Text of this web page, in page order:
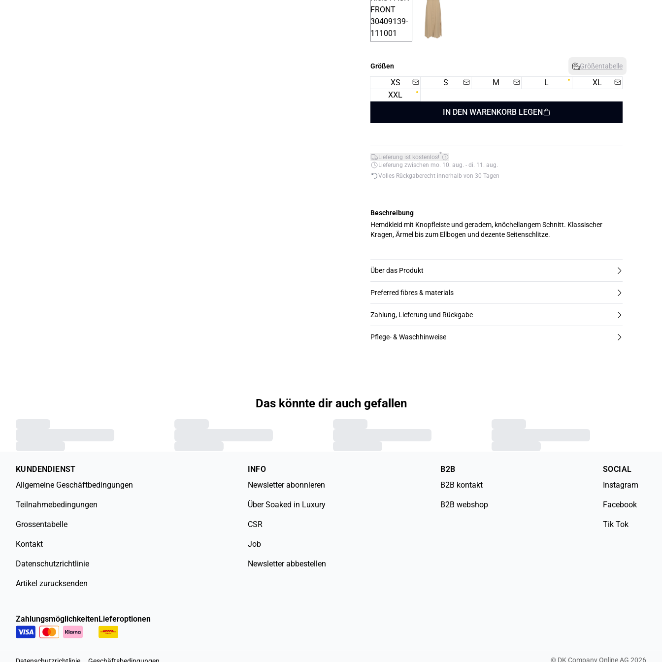
Größen Größentabelle
XS S M L
XL
XXL
IN DEN WARENKORB LEGEN
Lieferung ist kostenlos!*
Lieferung zwischen mo. 10. aug. - di. 11. aug.
Volles Rückgaberecht innerhalb von 30 Tagen
Beschreibung
Hemdkleid mit Knopfleiste und geradem, knöchellangem Schnitt. Klassischer
Kragen, Ärmel bis zum Ellbogen und dezente Seitenschlitze.
Über das Produkt
Preferred fibres & materials
Zahlung, Lieferung und Rückgabe
Pflege- & Waschhinweise
Das könnte dir auch gefallen
KUNDENDIENST
Allgemeine Geschäftbedingungen
Teilnahmebedingungen
Grossentabelle
Kontakt
Datenschutzrichtlinie
Artikel zurucksenden
INFO
Newsletter abonnieren
Über Soaked in Luxury
CSR
Job
Newsletter abbestellen
B2B
B2B kontakt
B2B webshop
SOCIAL
Instagram
Facebook
Tik Tok
Zahlungsmöglichkeiten Lieferoptionen
© DK Company Online AG 2026